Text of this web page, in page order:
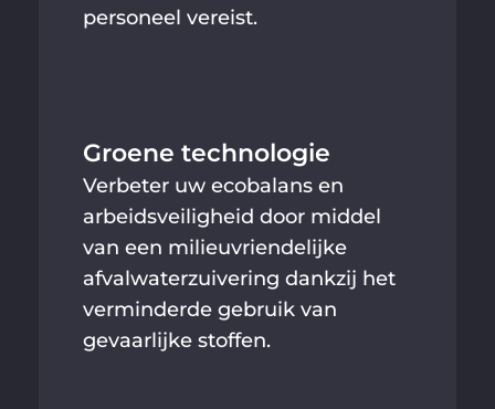
personeel vereist.
Groene technologie
Verbeter uw ecobalans en
arbeidsveiligheid door middel
van een milieuvriendelijke
afvalwaterzuivering dankzij het
verminderde gebruik van
gevaarlijke stoffen.